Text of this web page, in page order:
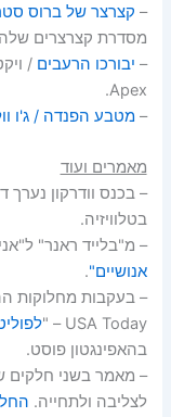
– קצרצר של ברוס
מסדרת קצרצרים
– יבורכו הרעבים
Apex.
–מטבע הפנדה / ג'ו
מאמרים ועוד
– בכנס וודרקון נערך
בטלוויזיה.
– מ"בלייד ראנר"
אנושיים".
– בעקבות מחלוקות
USA Today – "
בהאפינגטון פוסט.
– מאמר בשני חלקים
לצליבה ולתחייה.